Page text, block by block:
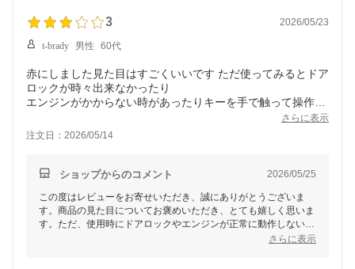
材
3 2026/05/23
t-brady 男性 60代
赤にしました見た目はすごくいいです ただ使ってみるとドア
ロックが時々出来なかったり
エンジンがかからない時があったりキーを手で触って操作す
なので★3つにしました
さらに表示
注文日：2026/05/14
ショップからのコメント 2026/05/25
この度はレビューをお寄せいただき、誠にありがとうございま
す。商品の見た目についてお褒めいただき、とても嬉しく思いま
す。ただ、使用時にドアロックやエンジンが正常に動作しない場
合があるとのこと、ご不便をおかけし申し訳ございません。
さらに表示